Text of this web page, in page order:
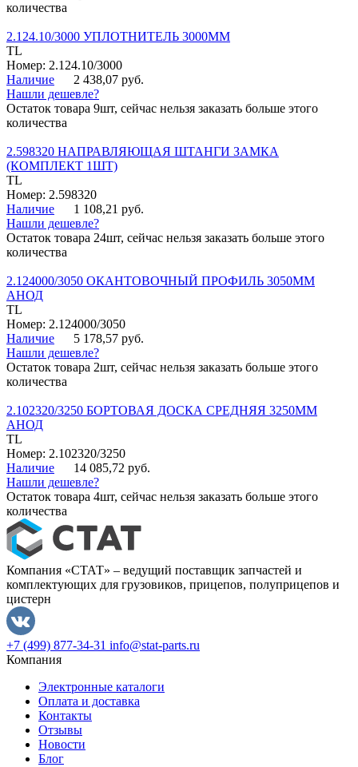
количества
2.124.10/3000 УПЛОТНИТЕЛЬ 3000ММ
TL
Номер: 2.124.10/3000
Наличие
2 438,07 руб.
Нашли дешевле?
Остаток товара 9шт, сейчас нельзя заказать больше этого
количества
2.598320 НАПРАВЛЯЮЩАЯ ШТАНГИ ЗАМКА
(КОМПЛЕКТ 1ШТ)
TL
Номер: 2.598320
Наличие
1 108,21 руб.
Нашли дешевле?
Остаток товара 24шт, сейчас нельзя заказать больше этого
количества
2.124000/3050 ОКАНТОВОЧНЫЙ ПРОФИЛЬ 3050ММ
АНОД
TL
Номер: 2.124000/3050
Наличие
5 178,57 руб.
Нашли дешевле?
Остаток товара 2шт, сейчас нельзя заказать больше этого
количества
2.102320/3250 БОРТОВАЯ ДОСКА СРЕДНЯЯ 3250ММ
АНОД
TL
Номер: 2.102320/3250
Наличие
14 085,72 руб.
Нашли дешевле?
Остаток товара 4шт, сейчас нельзя заказать больше этого
количества
Компания «СТАТ» – ведущий поставщик запчастей и
комплектующих для грузовиков, прицепов, полуприцепов и
цистерн
+7 (499) 877-34-31 info@stat-parts.ru
Компания
Электронные каталоги
Оплата и доставка
Контакты
Отзывы
Новости
Блог